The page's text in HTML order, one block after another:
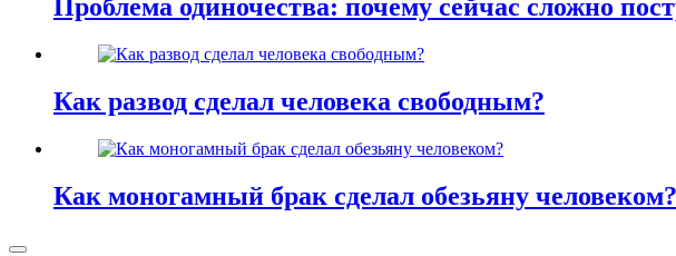
Проблема одиночества: почему сейчас сложно
Как развод сделал человека свободным?
Как моногамный брак сделал обезьяну человеком?